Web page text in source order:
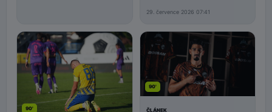
29. července 2026 07:41
90'
90'
ČLÁNEK